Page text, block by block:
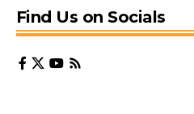
Find Us on Socials